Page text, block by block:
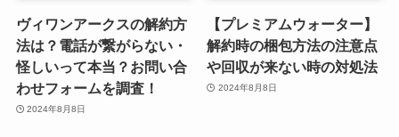
ヴィワンアークスの解約方
法は？電話が繋がらない・
怪しいって本当？お問い合
わせフォームを調査！
2024年8月8日
【プレミアムウォーター】
解約時の梱包方法の注意点
や回収が来ない時の対処法
2024年8月8日